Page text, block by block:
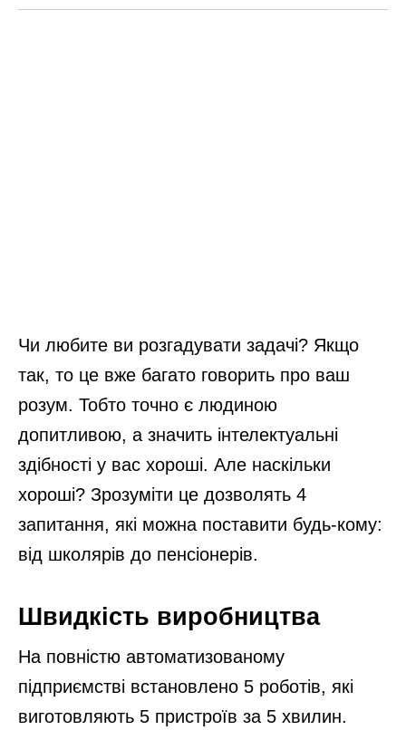
Чи любите ви розгадувати задачі? Якщо
так, то це вже багато говорить про ваш
розум. Тобто точно є людиною
допитливою, а значить інтелектуальні
здібності у вас хороші. Але наскільки
хороші? Зрозуміти це дозволять 4
запитання, які можна поставити будь-кому:
від школярів до пенсіонерів.
Швидкість виробництва
На повністю автоматизованому
підприємстві встановлено 5 роботів, які
виготовляють 5 пристроїв за 5 хвилин.